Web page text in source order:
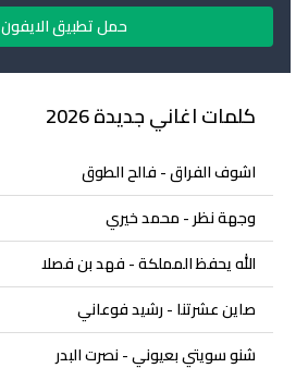
حمل تطبيق الايفون
كلمات اغاني جديدة 2026
اشوف الفراق - فالح الطوق
وجهة نظر - محمد خيري
الله يحفظ المملكة - فهد بن فصلا
صاين عشرتنا - رشيد فوعاني
شنو سويتي بعيوني - نصرت البدر